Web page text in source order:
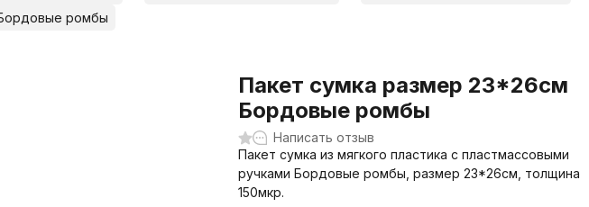
ромбы
Пакет сумка размер 23*26см
Бордовые ромбы
Написать отзыв
Пакет сумка из мягкого пластика с пластмассовыми
ручками Бордовые ромбы, размер 23*26см, толщина
150мкр.